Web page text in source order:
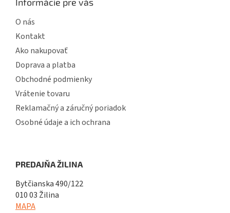
O nás
Kontakt
Ako nakupovať
Doprava a platba
Obchodné podmienky
Vrátenie tovaru
Reklamačný a záručný poriadok
Osobné údaje a ich ochrana
PREDAJŇA ŽILINA
Bytčianska 490/122
010 03 Žilina
MAPA